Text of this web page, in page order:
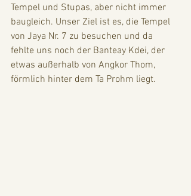
Tempel und Stupas, aber nicht immer
baugleich. Unser Ziel ist es, die Tempel
von Jaya Nr. 7 zu besuchen und da
fehlte uns noch der Banteay Kdei, der
etwas außerhalb von Angkor Thom,
förmlich hinter dem Ta Prohm liegt.